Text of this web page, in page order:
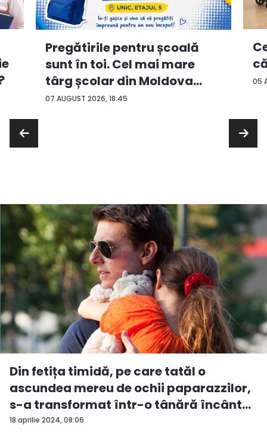
07 AUGUST 2026, 18:45
Pregătirile pentru școală
sunt în toi. Cel mai mare
târg școlar din Moldova
con...
05
18 aprilie 2024, 08:06
Din fetița timidă, pe care tatăl o
ascundea mereu de ochii paparazzilor,
s-a transformat într-o tânără încânt...